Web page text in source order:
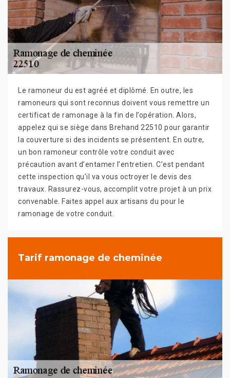
Le ramoneur du est agréé et diplômé. En outre, les
ramoneurs qui sont reconnus doivent vous remettre un
certificat de ramonage à la fin de l’opération. Alors,
appelez qui se siège dans Brehand 22510 pour garantir
la couverture si des incidents se présentent. En outre,
un bon ramoneur contrôle votre conduit avec
précaution avant d’entamer l’entretien. C’est pendant
cette inspection qu’il va vous octroyer le devis des
travaux. Rassurez-vous, accomplit votre projet à un prix
convenable. Faites appel aux artisans du pour le
ramonage de votre conduit.
Tarif ramonage de cheminée